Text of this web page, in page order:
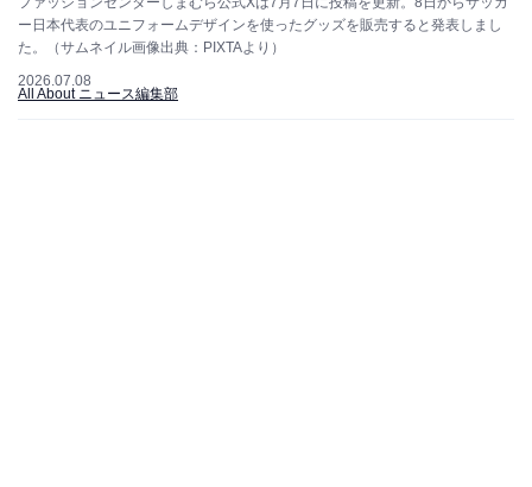
ー日本代表のユニフォームデザインを使ったグッズを販売すると発表しまし
た。（サムネイル画像出典：PIXTAより）
2026.07.08
All About ニュース編集部